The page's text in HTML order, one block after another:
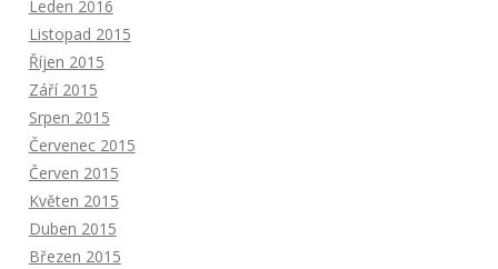
Leden 2016
Listopad 2015
Říjen 2015
Září 2015
Srpen 2015
Červenec 2015
Červen 2015
Květen 2015
Duben 2015
Březen 2015